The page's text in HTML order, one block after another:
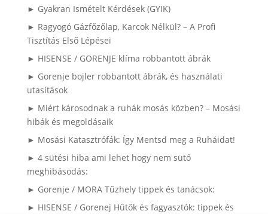
► Gyakran Ismételt Kérdések (GYIK)
► Ragyogó Gázfőzőlap, Karcok Nélkül? – A Profi
Tisztítás Első Lépései
► HISENSE / GORENJE klíma robbantott ábrák
► Gorenje bojler robbantott ábrák, és használati
utasítások
► Miért károsodnak a ruhák mosás közben? – Mosási
hibák és megoldásaik
► Mosási Katasztrófák: Így Mentsd meg a Ruháidat!
► 4 sütési hiba ami lehet hogy nem sütő
meghibásodás:
► Gorenje / MORA Tűzhely tippek és tanácsok:
► HISENSE / Gorenej Hűtők és fagyasztók: tippek és